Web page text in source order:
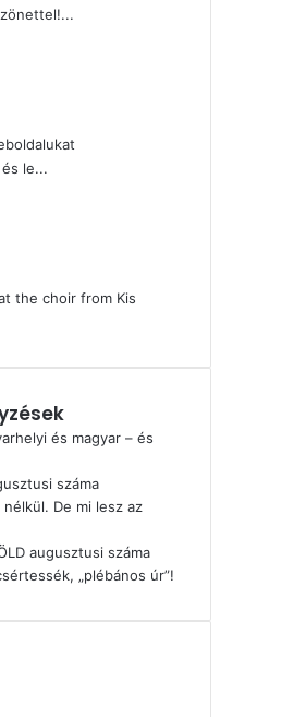
le...
the choir from Kis
és magyar – és
száma
nélkül. De mi lesz az
augusztusi száma
„plébános úr”!